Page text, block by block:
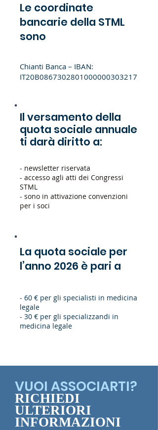
Le coordinate
bancarie della STML
sono
Chianti Banca – IBAN:
IT20B0867302801000000303217
Il versamento della
quota sociale annuale
ti darà diritto a:
- newsletter riservata
- accesso agli atti dei Congressi
STML
- sono in attivazione convenzioni
per i soci
La quota sociale per
l’anno 2026 è pari a
- 60 € per gli specialisti in medicina
legale
- 30 € per gli specializzandi in
medicina legale
VUOI ASSOCIARTI?
RICHIEDI
ULTERIORI
INFORMAZIONI